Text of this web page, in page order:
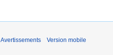
Avertissements Version mobile